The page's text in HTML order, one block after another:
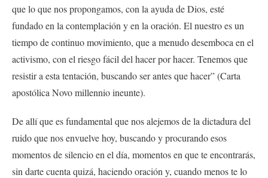
que lo que nos propongamos, con la ayuda de Dios, esté
fundado en la contemplación y en la oración. El nuestro es un
tiempo de continuo movimiento, que a menudo desemboca en el
activismo, con el riesgo fácil del hacer por hacer. Tenemos que
resistir a esta tentación, buscando ser antes que hacer” (Carta
apostólica Novo millennio ineunte).
De allí que es fundamental que nos alejemos de la dictadura del
ruido que nos envuelve hoy, buscando y procurando esos
momentos de silencio en el día, momentos en que te encontrarás,
sin darte cuenta quizá, haciendo oración y, cuando menos te lo